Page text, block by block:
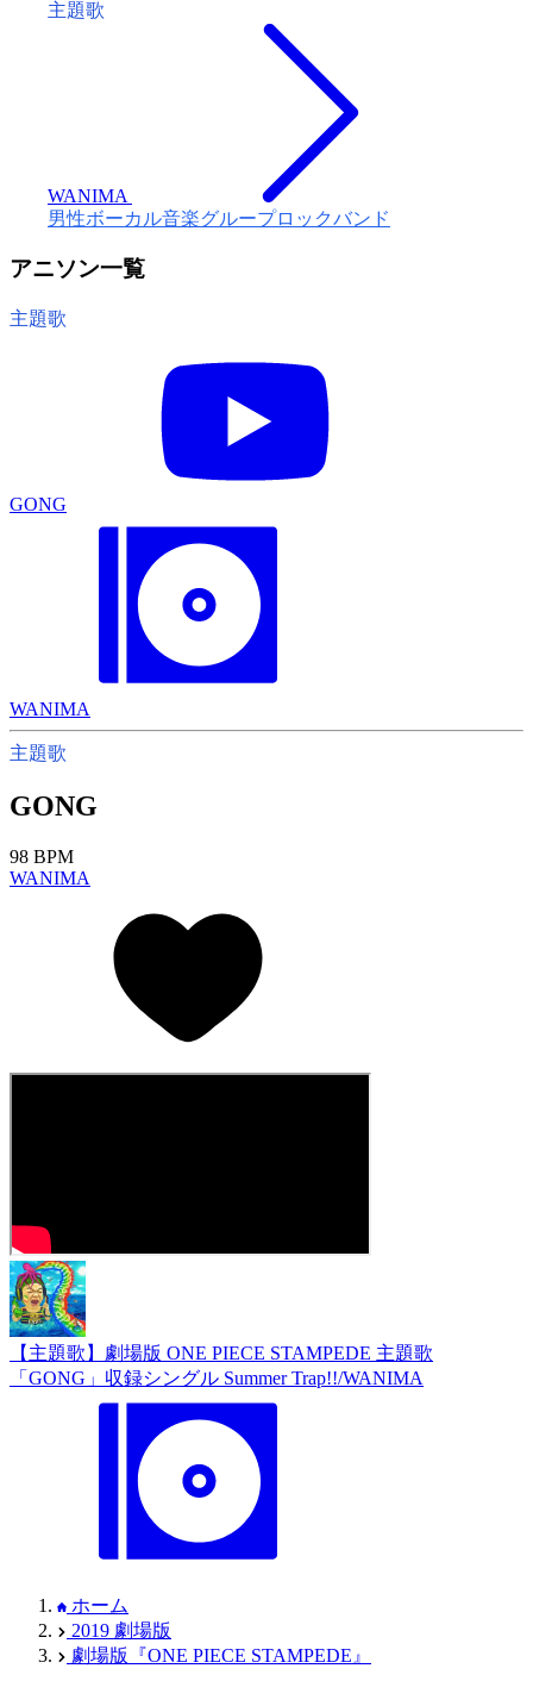
主題歌
WANIMA
男性ボーカル音楽グループロックバンド
アニソン一覧
主題歌
GONG
WANIMA
主題歌
GONG
98 BPM
WANIMA
【主題歌】劇場版 ONE PIECE STAMPEDE 主題歌
「GONG」収録シングル Summer Trap!!/WANIMA
ホーム
2019 劇場版
劇場版『ONE PIECE STAMPEDE』